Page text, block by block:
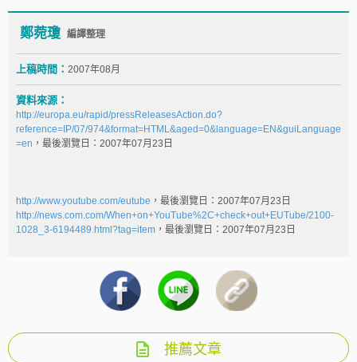
鄭菀瓊 編譯整理
上稿時間： 2007年08月
資料來源：
http://europa.eu/rapid/pressReleasesAction.do?
reference=IP/07/974&format=HTML&aged=0&language=EN&guiLanguage
=en ，最後瀏覽日：2007年07月23日
http://www.youtube.com/eutube ，最後瀏覽日：2007年07月23日
http://news.com.com/When+on+YouTube%2C+check+out+EUTube/2100-
1028_3-6194489.html?tag=item ，最後瀏覽日：2007年07月23日
推薦文章